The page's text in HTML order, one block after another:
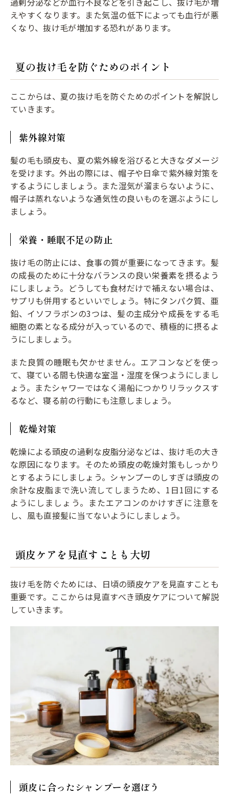
えやすくなります。また気温の低下によっても血行が悪
くなり、抜け毛が増加する恐れがあります。
夏の抜け毛を防ぐためのポイント
ここからは、夏の抜け毛を防ぐためのポイントを解説し
ていきます。
紫外線対策
髪の毛も頭皮も、夏の紫外線を浴びると大きなダメージ
を受けます。外出の際には、帽子や日傘で紫外線対策を
するようにしましょう。また湿気が溜まらないように、
帽子は蒸れないような通気性の良いものを選ぶようにし
ましょう。
栄養・睡眠不足の防止
抜け毛の防止には、食事の質が重要になってきます。髪
の成長のために十分なバランスの良い栄養素を摂るよう
にしましょう。どうしても食材だけで補えない場合は、
サプリも併用するといいでしょう。特にタンパク質、亜
鉛、イソフラボンの3つは、髪の主成分や成長をする毛
細胞の素となる成分が入っているので、積極的に摂るよ
うにしましょう。
また良質の睡眠も欠かせません。エアコンなどを使っ
て、寝ている間も快適な室温・湿度を保つようにしまし
ょう。またシャワーではなく湯船につかりリラックスす
るなど、寝る前の行動にも注意しましょう。
乾燥対策
乾燥による頭皮の過剰な皮脂分泌などは、抜け毛の大き
な原因になります。そのため頭皮の乾燥対策もしっかり
とするようにしましょう。シャンプーのしすぎは頭皮の
余計な皮脂まで洗い流してしまうため、1日1回にする
ようにしましょう。またエアコンのかけすぎに注意を
し、風も直接髪に当てないようにしましょう。
頭皮ケアを見直すことも大切
抜け毛を防ぐためには、日頃の頭皮ケアを見直すことも
重要です。ここからは見直すべき頭皮ケアについて解説
していきます。
頭皮に合ったシャンプーを選ぼう